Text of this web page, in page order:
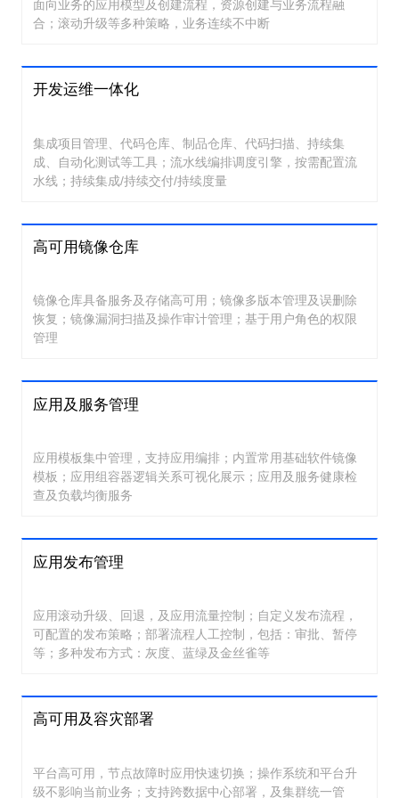
面向业务的应用模型及创建流程，资源创建与业务流程融
合；滚动升级等多种策略，业务连续不中断
开发运维一体化
集成项目管理、代码仓库、制品仓库、代码扫描、持续集
成、自动化测试等工具；流水线编排调度引擎，按需配置流
水线；持续集成/持续交付/持续度量
高可用镜像仓库
镜像仓库具备服务及存储高可用；镜像多版本管理及误删除
恢复；镜像漏洞扫描及操作审计管理；基于用户角色的权限
管理
应用及服务管理
应用模板集中管理，支持应用编排；内置常用基础软件镜像
模板；应用组容器逻辑关系可视化展示；应用及服务健康检
查及负载均衡服务
应用发布管理
应用滚动升级、回退，及应用流量控制；自定义发布流程，
可配置的发布策略；部署流程人工控制，包括：审批、暂停
等；多种发布方式：灰度、蓝绿及金丝雀等
高可用及容灾部署
平台高可用，节点故障时应用快速切换；操作系统和平台升
级不影响当前业务；支持跨数据中心部署，及集群统一管